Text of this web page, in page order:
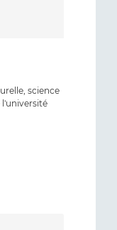
science
l'université